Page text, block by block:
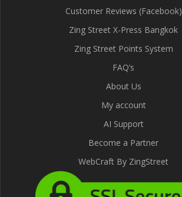
Customer Reviews (Facebook)
Zing Street X-Press Bangkok
Zing Street Points System
FAQ’s
About Us
My account
AI Support
Become a Partner
WebCraft By ZingStreet